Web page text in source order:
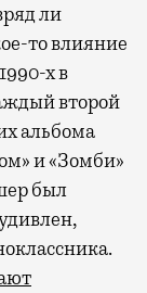
ли
то влияние
х в
второй
альбома
и «Зомби»
был